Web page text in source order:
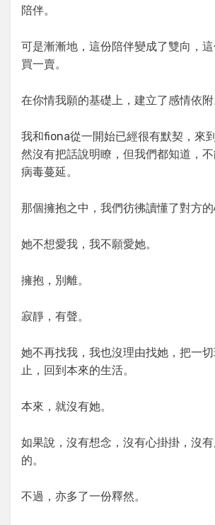
陪伴。
可是漸漸地，這份陪伴變成了雙向，
買一賣。
在你情我願的基礎上，建立了感情依附
我和fiona從一開始已經很有默契，來
然沒有把話說明瞭，但我們都知道，
病毒蔓延。
那個擁抱之中，我們彷彿讀懂了對方的
她不想愛我，我不願愛她。
擁抱，別離。
寂靜，有聲。
她不再找我，我也沒理由找她，把一
止，回到本來的生活。
本來，就沒有她。
如果說，沒有想念，沒有心掛掛，沒
的。
不過，亦多了一份釋然。